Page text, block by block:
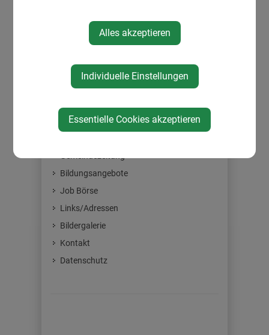
STARTSEITE
Bildungsangebote
Job Börse
Links/Adressen
Bildergalerie
Kontakt
Datenschutz
Alles akzeptieren
Individuelle Einstellungen
Essentielle Cookies akzeptieren